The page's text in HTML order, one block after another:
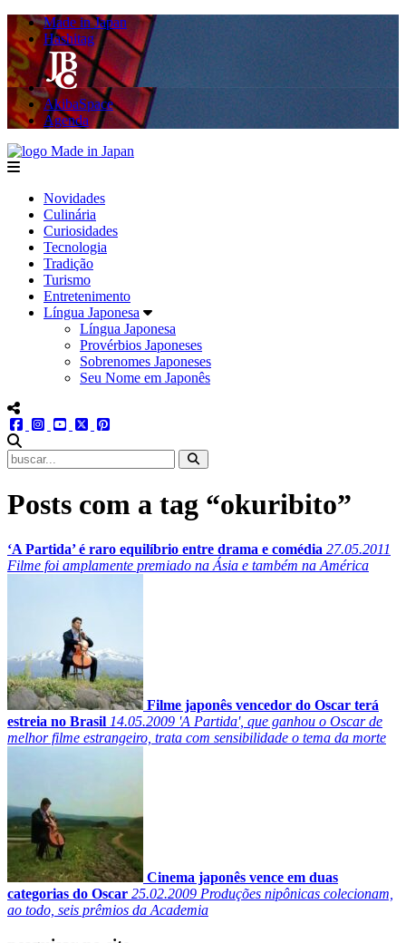
Made in Japan
Hashitag
AkibaSpace
Agenda
menu
Novidades
Culinária
Curiosidades
Tecnologia
Tradição
Turismo
Entretenimento
Língua Japonesa
Língua Japonesa
Provérbios Japoneses
Sobrenomes Japoneses
Seu Nome em Japonês
menu redes social
facebookinstagram
youtube
twitter
Posts com a tag “okuribito”
‘A Partida’ é raro equilíbrio entre drama e comédia 27.05.2011
Filme foi amplamente premiado na Ásia e também na América
Filme japonês vencedor do Oscar terá
estreia no Brasil 14.05.2009 'A Partida', que ganhou o Oscar de
melhor filme estrangeiro, trata com sensibilidade o tema da morte
Cinema japonês vence em duas
categorias do Oscar 25.02.2009 Produções nipônicas colecionam,
ao todo, seis prêmios da Academia